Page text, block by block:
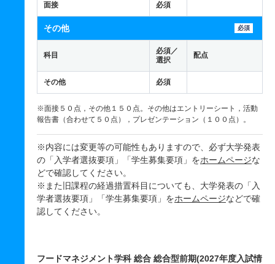
面接 必須
その他 必須
科目
必須／
選択
配点
その他 必須
※面接５０点，その他１５０点。その他はエントリーシート，活動
報告書（合わせて５０点），プレゼンテーション（１００点）。
※内容には変更等の可能性もありますので、必ず大学発表
の「入学者選抜要項」「学生募集要項」をホームページな
どで確認してください。
※また旧課程の経過措置科目についても、大学発表の「入
学者選抜要項」「学生募集要項」をホームページなどで確
認してください。
フードマネジメント学科 総合 総合型前期(2027年度入試情